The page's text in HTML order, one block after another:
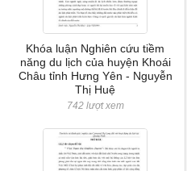
Khóa luận Nghiên cứu tiềm
năng du lịch của huyện Khoái
Châu tỉnh Hưng Yên - Nguyễn
Thị Huệ
742 lượt xem